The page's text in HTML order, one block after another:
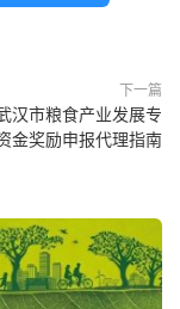
下一篇
汉市粮食产业发展专
金奖励申报代理指南